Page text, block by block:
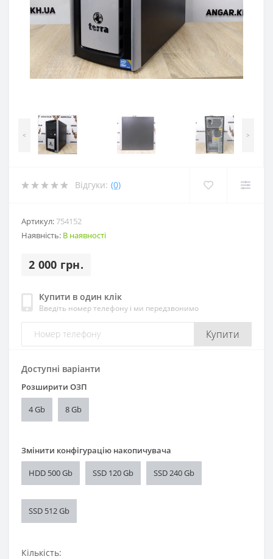
< >
Відгуки: (0)
Артикул:754152
Наявність: В наявності
2 000 грн.
Купити в один клік
Введіть номер телефону і ми передзвонимо
Купити
Доступні варіанти
Розширити ОЗП
4 Gb 8 Gb
Змінити конфігурацію накопичувача
HDD 500 Gb SSD 120 Gb SSD 240 Gb
SSD 512 Gb
Кількість: